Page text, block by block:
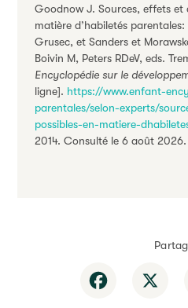
Goodnow J. Sources, effets et
matière d’habiletés
Grusec, et Sanders et
Boivin M, Peters RDeV, eds.
Encyclopédie sur le
ligne]. https://www.enfant-
parentales/selon-experts/
possibles-en-matiere-
2014. Consulté le 6 août 2026.
Facebook